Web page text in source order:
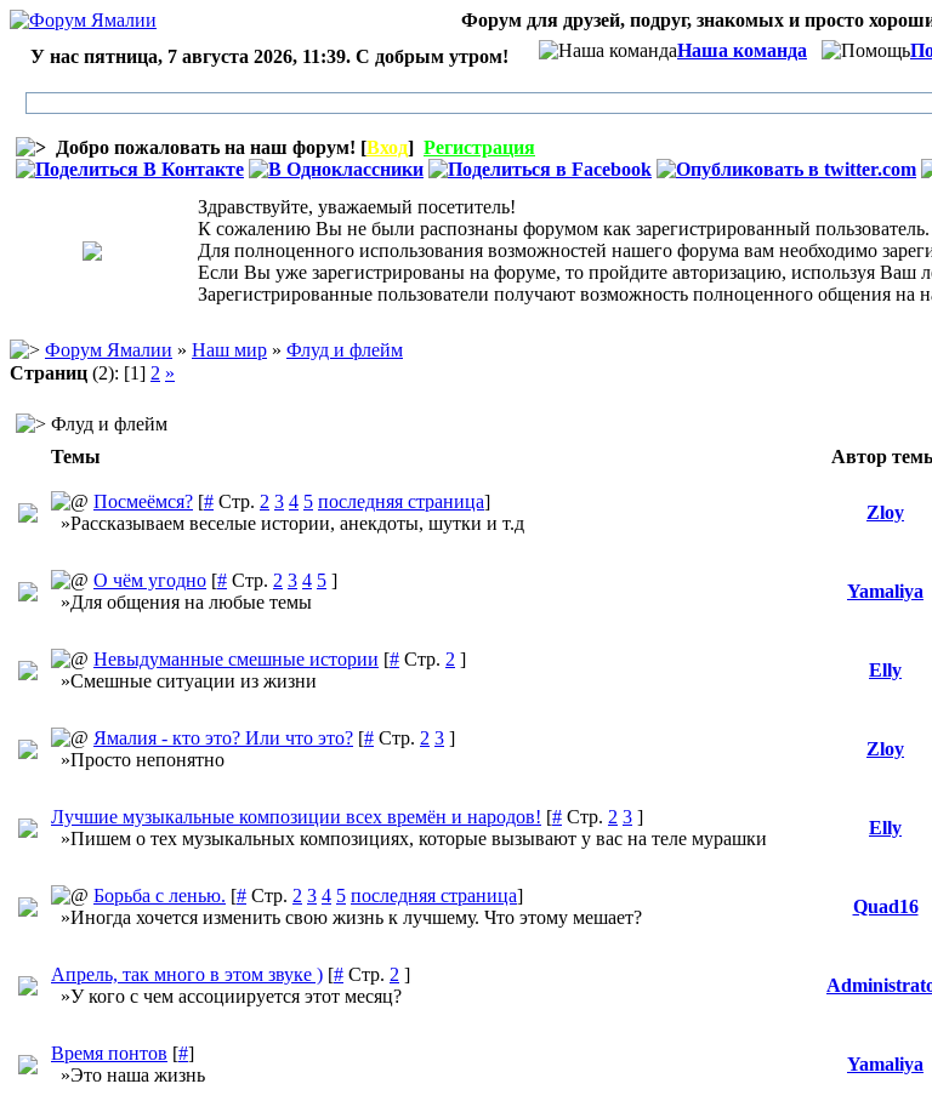
Форум для друзей, подруг, знакомых и просто
У нас пятница, 7 августа 2026, 11:39. С добрым утром!
Наша команда
Добро пожаловать на наш форум! [Вход] Регистрация
Здравствуйте, уважаемый посетитель!
К сожалению Вы не были распознаны форумом как зарегистрированный пользователь.
Для полноценного использования возможностей нашего форума вам необходимо
Если Вы уже зарегистрированы на форуме, то пройдите авторизацию, используя Ваш
Зарегистрированные пользователи получают возможность полноценного общения на
Форум Ямалии » Наш мир » Флуд и флейм
Страниц (2): [1] 2 »
Флуд и флейм
Темы
Автор
Посмеёмся? [# Стр. 2 3 4 5 последняя страница]
»Рассказываем веселые истории, анекдоты, шутки и т.д
Zloy
О чём угодно [# Стр. 2 3 4 5 ]
»Для общения на любые темы
Yamaliya
Невыдуманные смешные истории [# Стр. 2 ]
»Смешные ситуации из жизни
Elly
Ямалия - кто это? Или что это? [# Стр. 2 3 ]
»Просто непонятно
Zloy
Лучшие музыкальные композиции всех времён и народов! [# Стр. 2 3 ]
»Пишем о тех музыкальных композициях, которые вызывают у вас на теле мурашки
Elly
Борьба с ленью. [# Стр. 2 3 4 5 последняя страница]
»Иногда хочется изменить свою жизнь к лучшему. Что этому мешает?
Quad16
Апрель, так много в этом звуке ) [# Стр. 2 ]
»У кого с чем ассоциируется этот месяц?
Время понтов [#]
»Это наша жизнь
Yamaliya